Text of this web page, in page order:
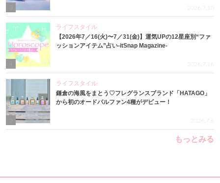
3 2026.7.10
ライフスタイル
【2026年7／16(火)〜7／31(金)】運気UPの12星座別“ファ
ッションアイテム”占い-itSnap Magazine-
2026.7.16
ライフスタイル
鎌倉の海風をまとう♡フレグランスブランド「HATAGO」
から初のオードパルファン4種がデビュー！
2026.7.6
もっとみる